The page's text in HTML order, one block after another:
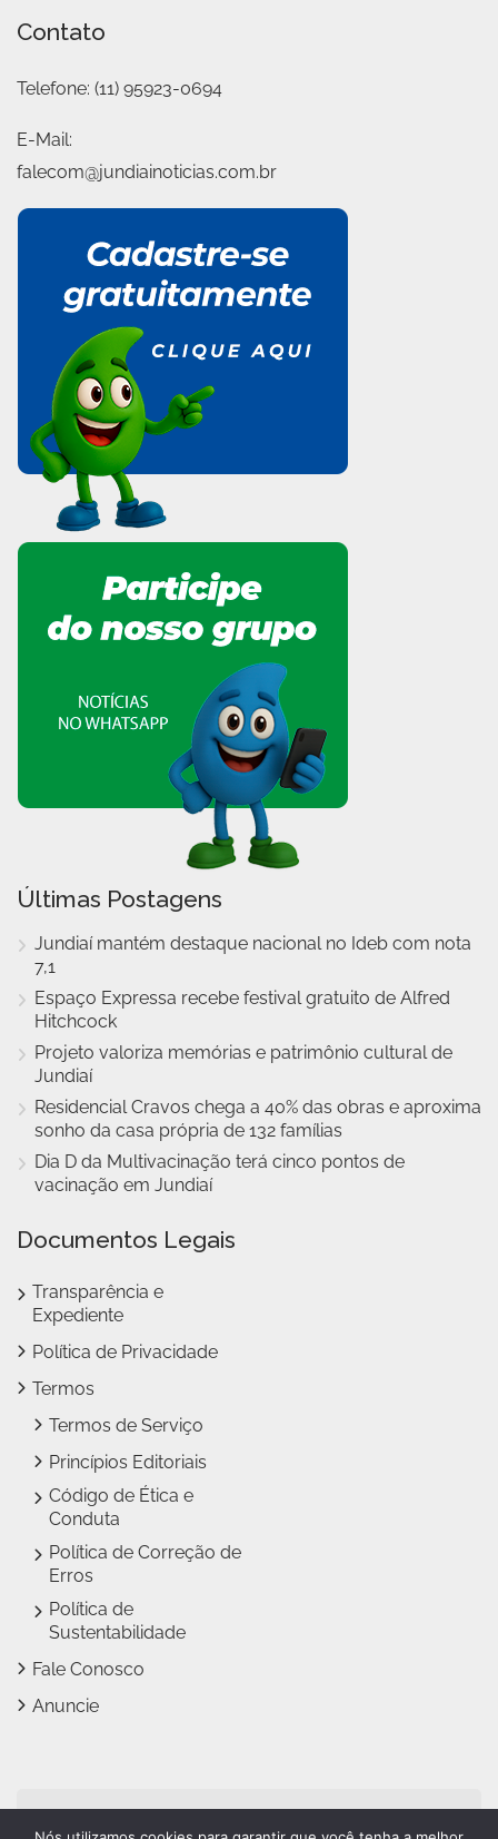
Contato
Telefone: (11) 95923-0694
E-Mail:
falecom@jundiainoticias.com.br
Últimas Postagens
Jundiaí mantém destaque nacional no Ideb com nota
7,1
Espaço Expressa recebe festival gratuito de Alfred
Hitchcock
Projeto valoriza memórias e patrimônio cultural de
Jundiaí
Residencial Cravos chega a 40% das obras e aproxima
sonho da casa própria de 132 famílias
Dia D da Multivacinação terá cinco pontos de
vacinação em Jundiaí
Documentos Legais
Transparência e
Expediente
Política de Privacidade
Termos
Termos de Serviço
Princípios Editoriais
Código de Ética e
Conduta
Política de Correção de
Erros
Política de
Sustentabilidade
Fale Conosco
Anuncie
Jundiaí Notícias faz parte